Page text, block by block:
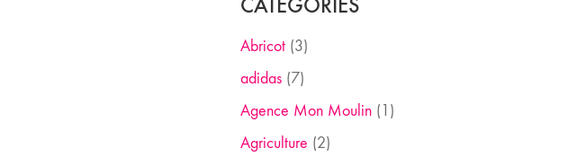
Abricot(3)
adidas(7)
Agence Mon Moulin(1)
Agriculture (2)